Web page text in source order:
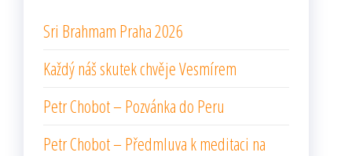
Sri Brahmam Praha 2026
Každý náš skutek chvěje Vesmírem
Petr Chobot – Pozvánka do Peru
Petr Chobot – Předmluva k meditaci na